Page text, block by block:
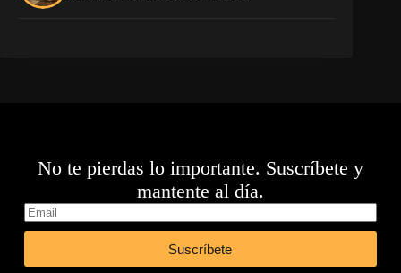
No te pierdas lo importante. Suscríbete y
mantente al día.
Suscríbete